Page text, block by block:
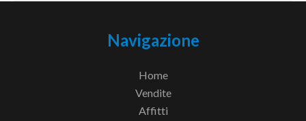
Navigazione
Home
Vendite
Affitti